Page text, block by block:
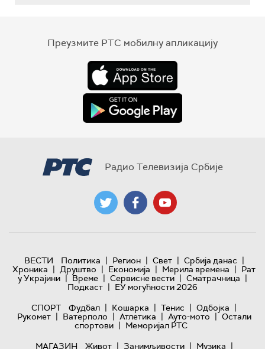
Преузмите РТС мобилну апликацију
Радио Телевизија Србије
ВЕСТИ Политика | Регион | Свет | Србија данас |
Хроника | Друштво | Економија | Мерила времена | Рат
у Украјини | Време | Сервисне вести | Сматрачница |
Подкаст | ЕУ могућности 2026
СПОРТ
Фудбал | Кошарка | Тенис | Одбојка |
Рукомет | Ватерполо | Атлетика | Ауто-мото | Остали
спортови | Меморијал РТС
МАГАЗИН
Живот | Занимљивости | Музика |